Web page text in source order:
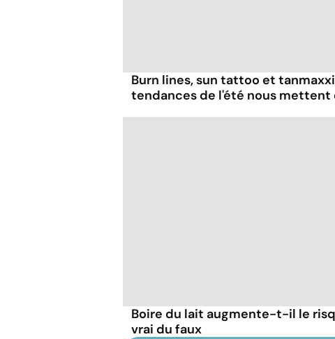
Burn lines, sun tattoo et
tendances de l'été nous mettent
Boire du lait augmente-t-il le
vrai du faux